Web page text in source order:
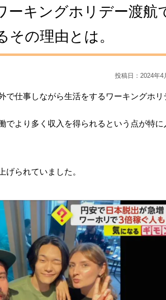
ーキングホリデー渡航
その理由とは。
投稿日：2024年4
で仕事しながら生活をするワーキングホリ
でより多く収入を得られるという点が特
げられていました。